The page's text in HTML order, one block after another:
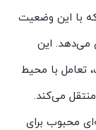
که با این وضعیت
می‌دهد. این
تعامل با محیط
می‌کند.
محبوب برای